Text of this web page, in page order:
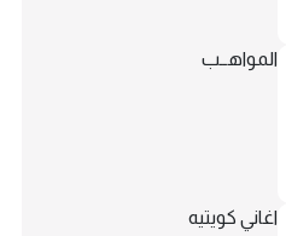
المواهــب
اغاني كويتيه